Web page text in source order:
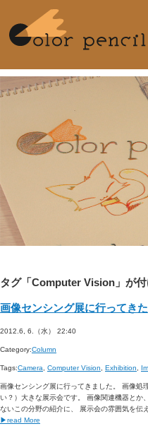
タグ「Computer Vision」が
画像センシング展に行ってきた
2012.6, 6.（水） 22:40
Category:Column
Tags:Camera Computer Vision Exhibition
画像センシング展に行ってきました。 画像処
い？）大きな展示会です。 画像関連機器とか
ないこの分野の紹介に、 展示会の雰囲気を伝
▶read More